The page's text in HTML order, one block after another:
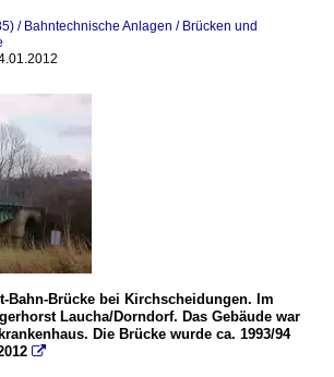
/ Bahntechnische Anlagen / Brücken und
Bahn-Brücke bei Kirchscheidungen. Im
Laucha/Dorndorf. Das Gebäude war
Die Brücke wurde ca. 1993/94
